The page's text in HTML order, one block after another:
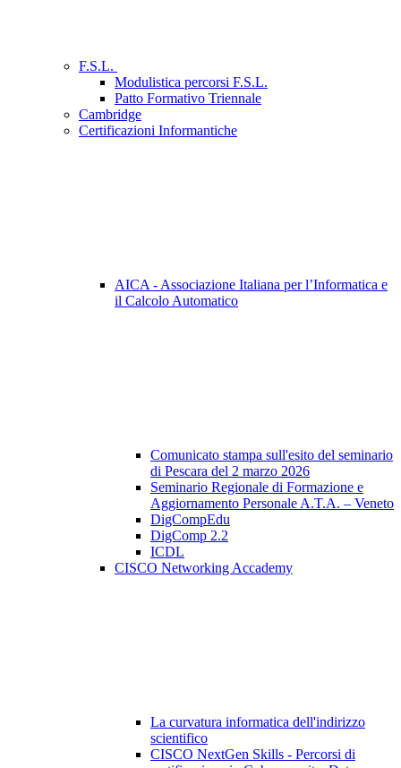
F.S.L.
Modulistica percorsi F.S.L.
Patto Formativo Triennale
Cambridge
Certificazioni Informantiche
AICA - Associazione Italiana per l’Informatica e
il Calcolo Automatico
Comunicato stampa sull'esito del seminario
di Pescara del 2 marzo 2026
Seminario Regionale di Formazione e
Aggiornamento Personale A.T.A. – Veneto
DigCompEdu
DigComp 2.2
ICDL
CISCO Networking Accademy
La curvatura informatica dell'indirizzo
scientifico
CISCO NextGen Skills - Percorsi di